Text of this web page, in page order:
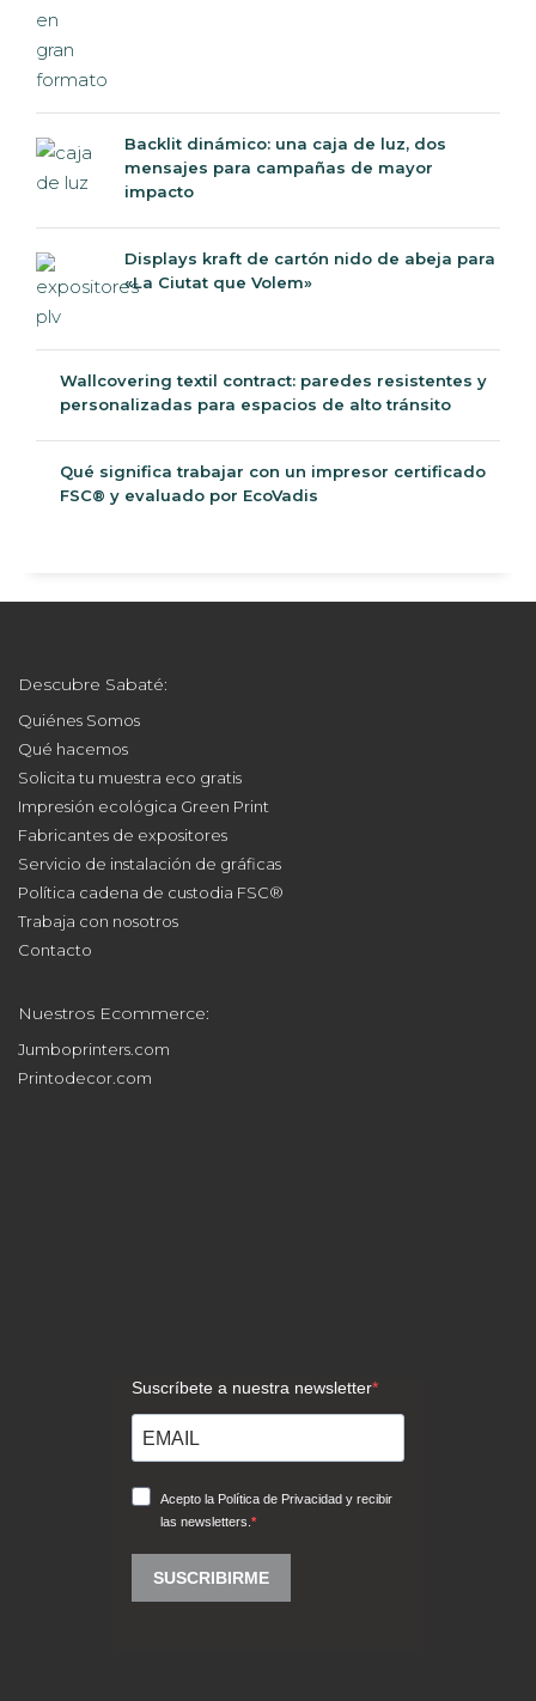
Backlit dinámico: una caja de luz, dos
mensajes para campañas de mayor
impacto
Displays kraft de cartón nido de abeja para
«La Ciutat que Volem»
Wallcovering textil contract: paredes resistentes y
personalizadas para espacios de alto tránsito
Qué significa trabajar con un impresor certificado
FSC® y evaluado por EcoVadis
Descubre Sabaté:
Quiénes Somos
Qué hacemos
Solicita tu muestra eco gratis
Impresión ecológica Green Print
Fabricantes de expositores
Servicio de instalación de gráficas
Política cadena de custodia FSC®
Trabaja con nosotros
Contacto
Nuestros Ecommerce:
Jumboprinters.com
Printodecor.com